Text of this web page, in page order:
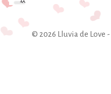
© 2026 Lluvia de Love -